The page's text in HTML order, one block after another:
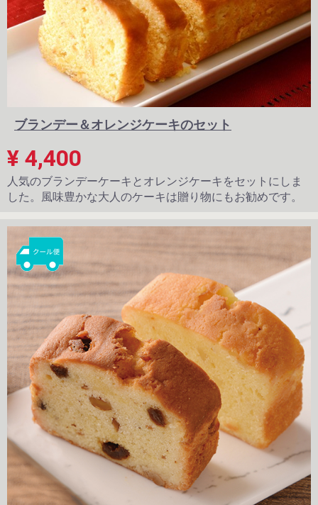
ブランデー＆オレンジケーキのセット
¥ 4,400
人気のブランデーケーキとオレンジケーキをセットにしま
した。風味豊かな大人のケーキは贈り物にもお勧めです。